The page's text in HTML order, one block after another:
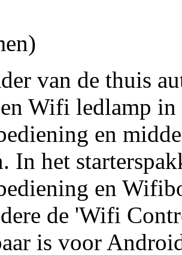
van de thuis
Wifi ledlamp
en
In het
en
de 'Wifi
is voor